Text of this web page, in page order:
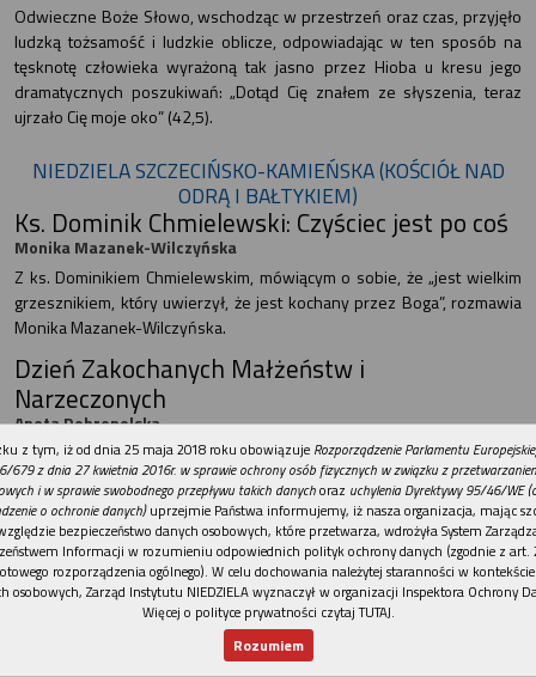
Odwieczne Boże Słowo, wschodząc w przestrzeń oraz czas, przyjęło
ludzką tożsamość i ludzkie oblicze, odpowiadając w ten sposób na
tęsknotę człowieka wyrażoną tak jasno przez Hioba u kresu jego
dramatycznych poszukiwań: „Dotąd Cię znałem ze słyszenia, teraz
ujrzało Cię moje oko” (42,5).
NIEDZIELA SZCZECIŃSKO-KAMIEŃSKA (KOŚCIÓŁ NAD
ODRĄ I BAŁTYKIEM)
Ks. Dominik Chmielewski: Czyściec jest po coś
Monika Mazanek-Wilczyńska
Z ks. Dominikiem Chmielewskim, mówiącym o sobie, że „jest wielkim
grzesznikiem, który uwierzył, że jest kochany przez Boga”, rozmawia
Monika Mazanek-Wilczyńska.
Dzień Zakochanych Małżeństw i
Narzeczonych
Aneta Dobropolska
10 lutego 2019 r. świętowaliśmy w Dębnie po raz czwarty Dzień
Zakochanych Małżeństw i Narzeczonych.
Światowe Dni Młodzieży w Panamie
Ks. Mariusz Wencławek, s. Bożena Salij, Agnieszka Nastrożna,
Dominik Czerwonka, Mateusz Wierzan, Krzysztof Bartosik
14 stycznia 2019 r. wraz z grupą młodzieży archidiecezji
szczecińskokamieńskiej, ks. Mariuszem Wencławkiem SDB, ks.
Marcinem Szczodrym i s. Bożeną Salij FMA wyruszyliśmy w podróż na
Światowe Dni Młodzieży do Panamy.
REKLAMA
z tym, iż od dnia 25 maja 2018 roku obowiązuje Rozporządzenie Parlamentu
679 z dnia 27 kwietnia 2016r. w sprawie ochrony osób fizycznych w związku z
i w sprawie swobodnego przepływu takich danychoraz uchylenia Dyrektywy 95/46/WE
o ochronie danych)uprzejmie Państwa informujemy, iż nasza organizacja, mając
bezpieczeństwo danych osobowych, które przetwarza, wdrożyła System
Informacji w rozumieniu odpowiednich polityk ochrony danych (zgodnie z art.
rozporządzenia ogólnego). W celu dochowania należytej staranności w
osobowych, Zarząd Instytutu NIEDZIELA wyznaczył w organizacji Inspektora Ochrony
Więcej o polityce prywatności czytaj TUTAJ.
Rozumiem